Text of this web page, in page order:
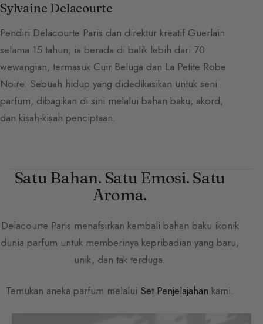
Sylvaine Delacourte
Pendiri Delacourte Paris dan direktur kreatif Guerlain
selama 15 tahun, ia berada di balik lebih dari 70
wewangian, termasuk Cuir Beluga dan La Petite Robe
Noire. Sebuah hidup yang didedikasikan untuk seni
parfum, dibagikan di sini melalui bahan baku, akord,
dan kisah-kisah penciptaan.
Satu Bahan. Satu Emosi. Satu
Aroma.
Delacourte Paris menafsirkan kembali bahan baku ikonik
dunia parfum untuk memberinya kepribadian yang baru,
unik, dan tak terduga.
Temukan aneka parfum melalui Set Penjelajahan kami.